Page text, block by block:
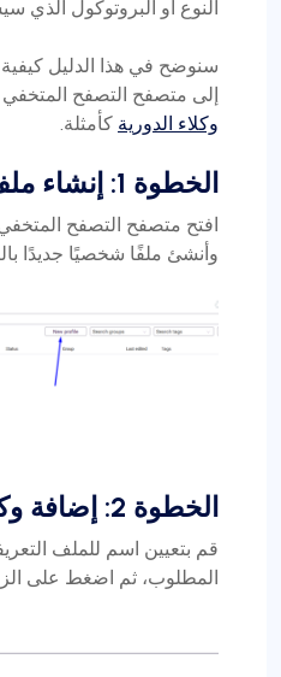
النوع أو البروتوكول الذي
إلى متصفح التصفح المتخفي
وكلاء الدورية كأمثلة.
الخطوة 1: إنشاء ملف تعريف جديد
افتح متصفح التصفح
وأنشئ ملفًا شخصيًا جديدًا
الخطوة 2: إضافة وكيل جديد
قم بتعيين اسم للملف
المطلوب، ثم اضغط على